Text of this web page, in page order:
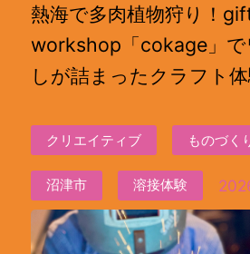
熱海で多肉植物狩り！
workshop「cokage」で
しが詰まったクラフト
クリエイティブ ものづく
沼津市 溶接体験